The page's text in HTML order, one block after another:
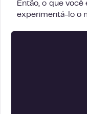
Então, o que
experimentá-lo o